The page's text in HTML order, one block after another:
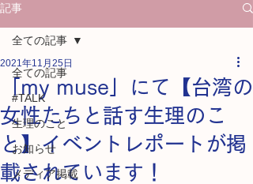
記事
全ての記事
#TALK
生理のこと
お知らせ
メディア掲載
全ての記事
「my muse」にて【台湾の
女性たちと話す生理のこ
と】イベントレポートが掲
載されています！
2021年11月25日